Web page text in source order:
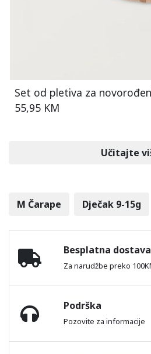
Set od pletiva za
55,95 KM
Učitajte
M Čarape Dječak 9-15g
Besplatna dostava
Za narudžbe preko
Podrška
Pozovite za informacije